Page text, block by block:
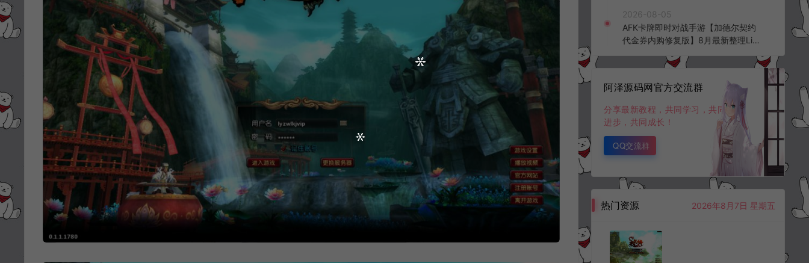
台+全资源安卓+详细搭建教程+视频
教程
2026-08-05
AFK卡牌即时对战手游【加德尔契约
代金券内购修复版】8月最新整理Lin
K授权后台+安卓苹果双端+详细搭建
阿泽源码网官方交流群
分享最新教程，共同学习，共同
进步，共同成长！
QQ交流群
热门资源 2026年8月7日 星期五